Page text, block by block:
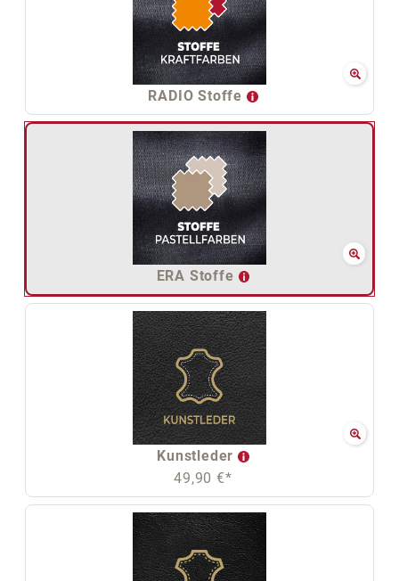
RADIO Stoffe
ERA Stoffe
Kunstleder
49,90 €*